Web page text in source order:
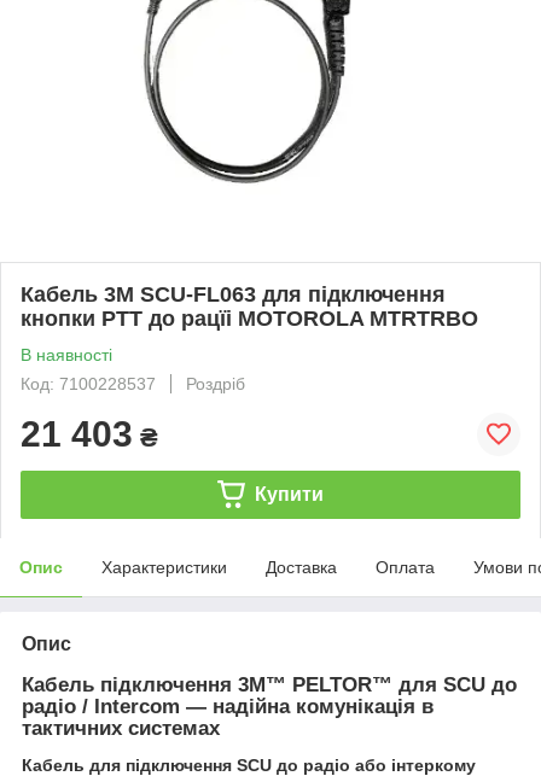
Кабель 3М SCU-FL063 для підключення
кнопки РТТ до рацїі MOTOROLA MTRTRBO
В наявності
Код: 7100228537
Роздріб
21 403 ₴
Купити
Опис Характеристики Доставка Оплата Умови
Опис
Кабель підключення 3M™ PELTOR™ для SCU до
радіо / Intercom — надійна комунікація в
тактичних системах
Кабель для підключення SCU до радіо або інтеркому